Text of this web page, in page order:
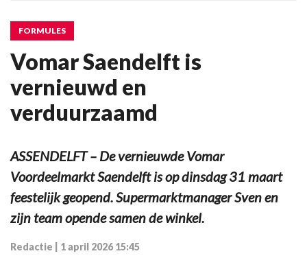
FORMULES
Vomar Saendelft is
vernieuwd en
verduurzaamd
ASSENDELFT – De vernieuwde Vomar
Voordeelmarkt Saendelft is op dinsdag 31 maart
feestelijk geopend. Supermarktmanager Sven en
zijn team opende samen de winkel.
Redactie 1 april 2026 15:45